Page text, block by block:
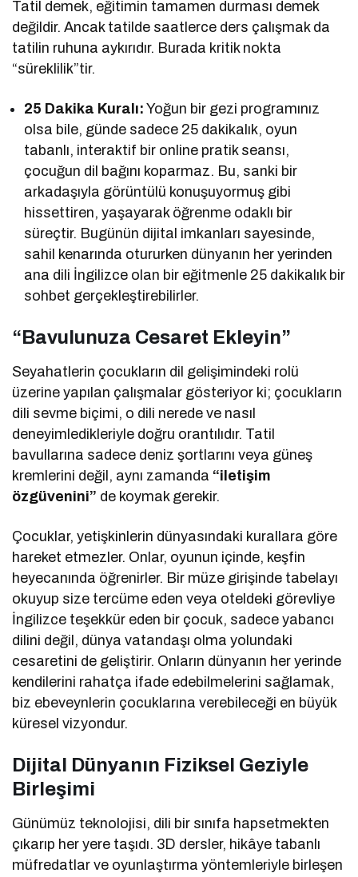
Tatil demek, eğitimin tamamen durması demek
değildir. Ancak tatilde saatlerce ders çalışmak da
tatilin ruhuna aykırıdır. Burada kritik nokta
“süreklilik”tir.
25 Dakika Kuralı: Yoğun bir gezi programınız
olsa bile, günde sadece 25 dakikalık, oyun
tabanlı, interaktif bir online pratik seansı,
çocuğun dil bağını koparmaz. Bu, sanki bir
arkadaşıyla görüntülü konuşuyormuş gibi
hissettiren, yaşayarak öğrenme odaklı bir
süreçtir. Bugünün dijital imkanları sayesinde,
sahil kenarında otururken dünyanın her yerinden
ana dili İngilizce olan bir eğitmenle 25 dakikalık bir
sohbet gerçekleştirebilirler.
“Bavulunuza Cesaret Ekleyin”
Seyahatlerin çocukların dil gelişimindeki rolü
üzerine yapılan çalışmalar gösteriyor ki; çocukların
dili sevme biçimi, o dili nerede ve nasıl
deneyimledikleriyle doğru orantılıdır. Tatil
bavullarına sadece deniz şortlarını veya güneş
kremlerini değil, aynı zamanda “iletişim
özgüvenini” de koymak gerekir.
Çocuklar, yetişkinlerin dünyasındaki kurallara göre
hareket etmezler. Onlar, oyunun içinde, keşfin
heyecanında öğrenirler. Bir müze girişinde tabelayı
okuyup size tercüme eden veya oteldeki görevliye
İngilizce teşekkür eden bir çocuk, sadece yabancı
dilini değil, dünya vatandaşı olma yolundaki
cesaretini de geliştirir. Onların dünyanın her yerinde
kendilerini rahatça ifade edebilmelerini sağlamak,
biz ebeveynlerin çocuklarına verebileceği en büyük
küresel vizyondur.
Dijital Dünyanın Fiziksel Geziyle
Birleşimi
Günümüz teknolojisi, dili bir sınıfa hapsetmekten
çıkarıp her yere taşıdı. 3D dersler, hikâye tabanlı
müfredatlar ve oyunlaştırma yöntemleriyle birleşen